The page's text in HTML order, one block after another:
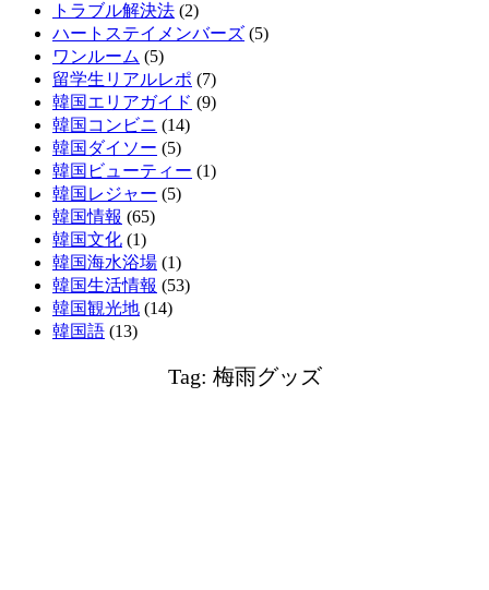
トラブル解決法 (2)
ハートステイメンバーズ (5)
ワンルーム (5)
留学生リアルレポ (7)
韓国エリアガイド (9)
韓国コンビニ (14)
韓国ダイソー (5)
韓国ビューティー (1)
韓国レジャー (5)
韓国情報 (65)
韓国文化 (1)
韓国海水浴場 (1)
韓国生活情報 (53)
韓国観光地 (14)
韓国語 (13)
Tag: 梅雨グッズ